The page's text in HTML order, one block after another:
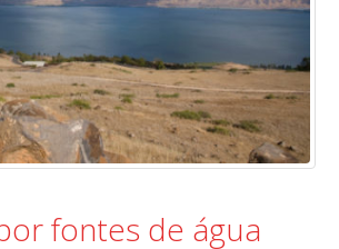
fontes de água